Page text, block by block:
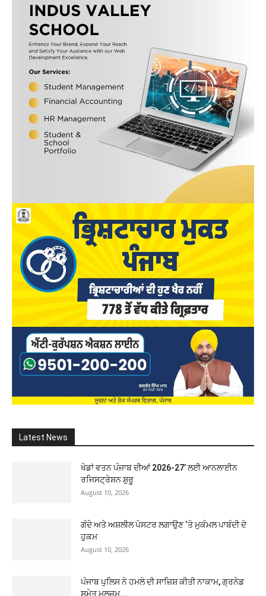
Latest News
ਖੇਡਾਂ ਵਤਨ ਪੰਜਾਬ ਦੀਆਂ 2026-27’ ਲਈ ਆਨਲਾਈਨ
ਰਜਿਸਟ੍ਰੇਸ਼ਨ ਸ਼ੁਰੂ
August 10, 2026
ਗੰਦੇ ਅਤੇ ਅਸ਼ਲੀਲ ਪੋਸਟਰ ਲਗਾਉਣ ‘ਤੇ ਮੁਕੰਮਲ ਪਾਬੰਦੀ ਦੇ
ਹੁਕਮ
August 10, 2026
ਪੰਜਾਬ ਪੁਲਿਸ ਨੇ ਹਮਲੇ ਦੀ ਸਾਜ਼ਿਸ਼ ਕੀਤੀ ਨਾਕਾਮ, ਗ੍ਰਨੇਡ
ਸਮੇਤ ਮੁਲਜ਼ਮ...